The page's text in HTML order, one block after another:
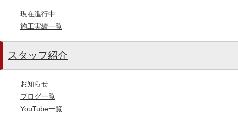
現在進行中
施工実績一覧
スタッフ紹介
お知らせ
ブログ一覧
YouTube一覧